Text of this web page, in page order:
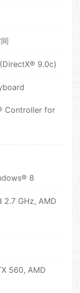
9.0c)
Controller for
8
2.7 GHz, AMD
560, AMD